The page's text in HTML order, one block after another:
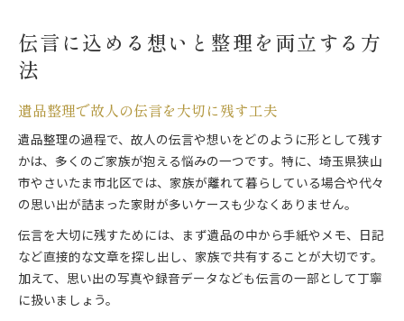
伝言に込める想いと整理を両立する方
法
遺品整理で故人の伝言を大切に残す工夫
遺品整理の過程で、故人の伝言や想いをどのように形として残す
かは、多くのご家族が抱える悩みの一つです。特に、埼玉県狭山
市やさいたま市北区では、家族が離れて暮らしている場合や代々
の思い出が詰まった家財が多いケースも少なくありません。
伝言を大切に残すためには、まず遺品の中から手紙やメモ、日記
など直接的な文章を探し出し、家族で共有することが大切です。
加えて、思い出の写真や録音データなども伝言の一部として丁寧
に扱いましょう。